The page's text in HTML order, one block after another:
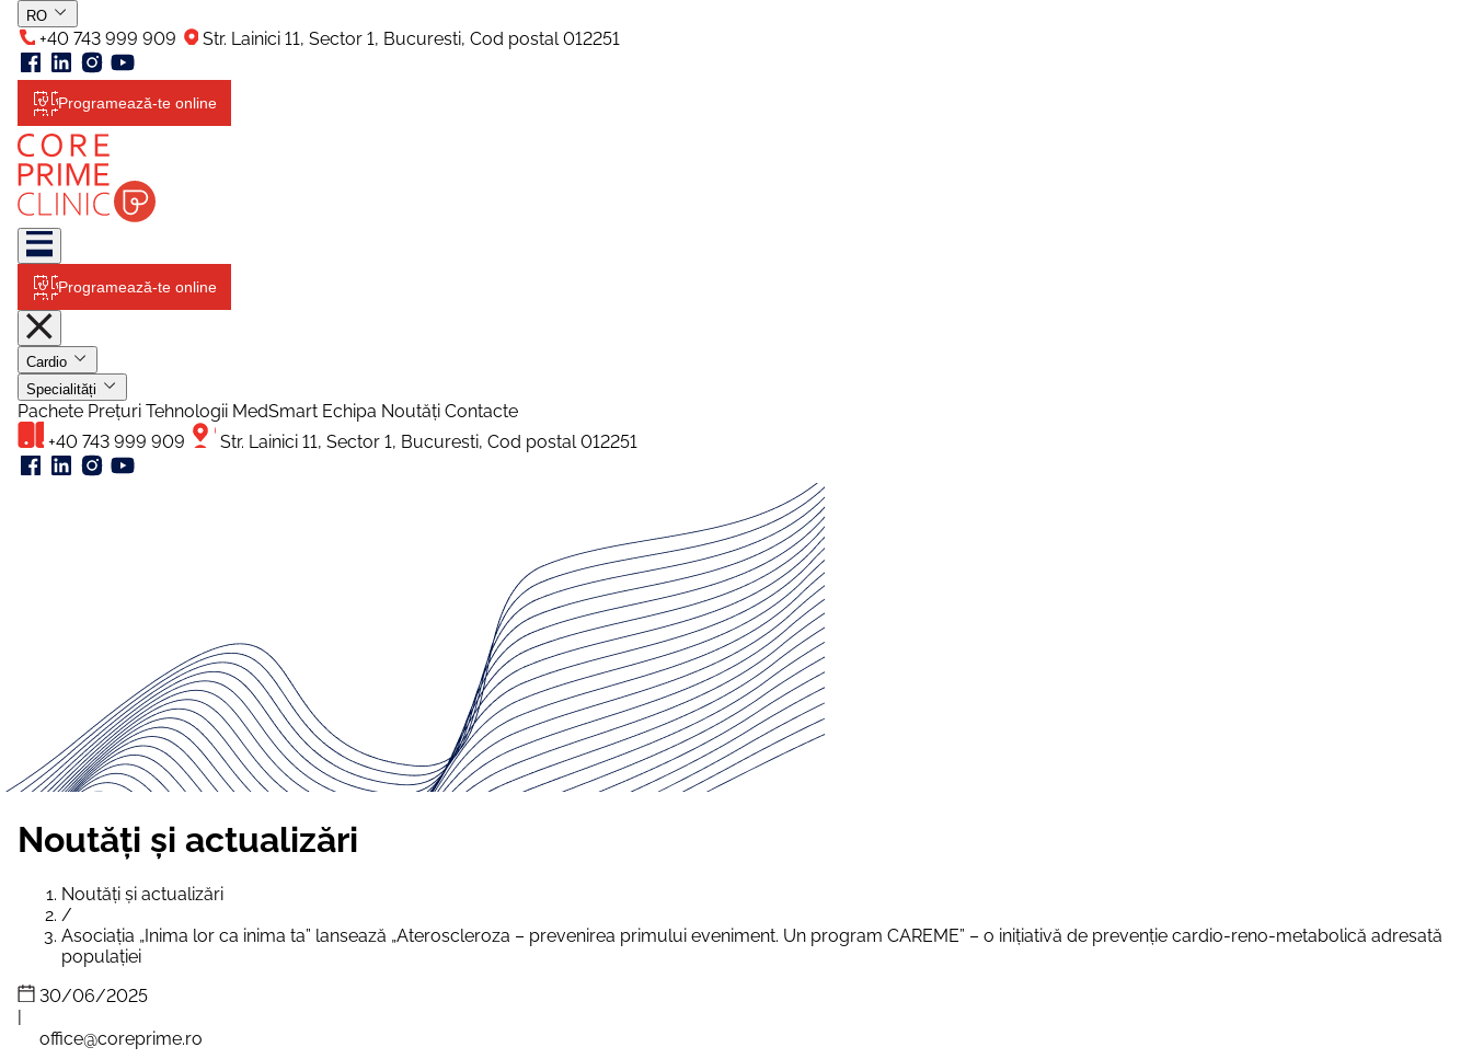
RO
+40 743 999 909 Str. Lainici 11, Sector 1, Bucuresti, Cod postal 012251
Programează-te online
Programează-te online
Cardio
Specialități
Pachete Prețuri Tehnologii MedSmart Echipa Noutăți Contacte
+40 743 999 909
Str. Lainici 11, Sector 1, Bucuresti, Cod postal 012251
Noutăți și actualizări
Noutăți și actualizări
/
Asociația „Inima lor ca inima ta” lansează „Ateroscleroza – prevenirea primului eveniment. Un program CAREME” – o inițiativă de prevenție cardio-reno-metabolică adresată
populației
30/06/2025
|
office@coreprime.ro